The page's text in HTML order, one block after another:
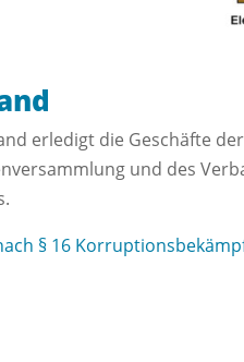
erledigt die Geschäfte
und des
§ 16